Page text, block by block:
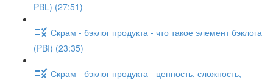
PBL) (27:51)
Скрам - бэклог продукта - что такое элемент бэклога
(PBI) (23:35)
Скрам - бэклог продукта - ценность, сложность,